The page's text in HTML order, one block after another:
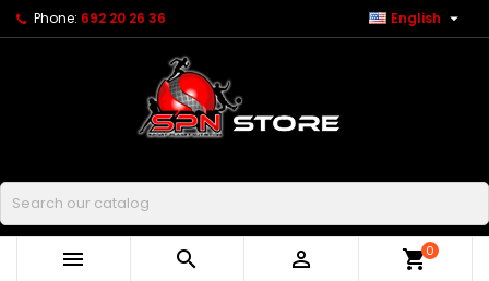
Phone: 692 20 26 36 English 
Buscar
   shopping_cart0